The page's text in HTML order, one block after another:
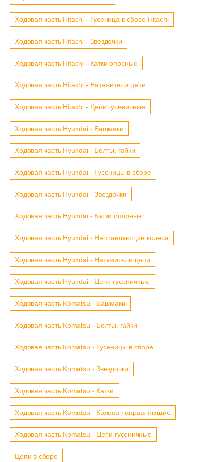
Ходовая часть Hitachi - Гусеница в сборе Hitachi
Ходовая часть Hitachi - Звездочки
Ходовая часть Hitachi - Катки опорные
Ходовая часть Hitachi - Натяжители цепи
Ходовая часть Hitachi - Цепи гусеничные
Ходовая часть Hyundai - Башмаки
Ходовая часть Hyundai - Болты, гайки
Ходовая часть Hyundai - Гусеницы в сборе
Ходовая часть Hyundai - Звездочки
Ходовая часть Hyundai - Катки опорные
Ходовая часть Hyundai - Направляющие колеса
Ходовая часть Hyundai - Натяжители цепи
Ходовая часть Hyundai - Цепи гусеничные
Ходовая часть Komatsu - Башмаки
Ходовая часть Komatsu - Болты, гайки
Ходовая часть Komatsu - Гусеницы в сборе
Ходовая часть Komatsu - Звездочки
Ходовая часть Komatsu - Катки
Ходовая часть Komatsu - Колеса направляющие
Ходовая часть Komatsu - Цепи гусеничные
Цепи в сборе